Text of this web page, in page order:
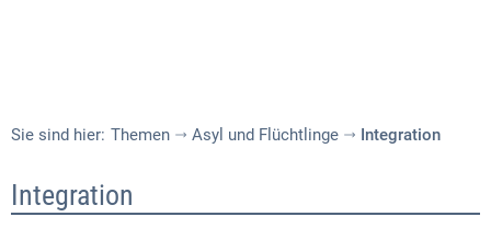
Sie sind hier: Themen Asyl und Flüchtlinge Integration
Integration
Integration